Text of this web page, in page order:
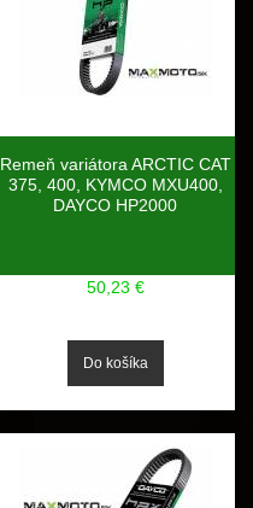
Remeň variátora ARCTIC CAT
375, 400, KYMCO MXU400,
DAYCO HP2000
50,23 €